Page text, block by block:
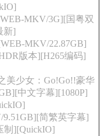
MKV/3G][国粤双
新]
MKV/22.87GB]
版本][H265编码]
美少女：Go!Go!!豪华
中文字幕][1080P]
简繁英字幕]
制][QuickIO]